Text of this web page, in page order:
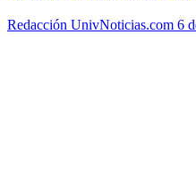
Redacción UnivNoticias.com 6